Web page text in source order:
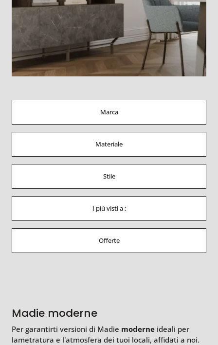
Marca
Materiale
Stile
I più visti a :
Offerte
Madie moderne
Per garantirti versioni di Madie moderne ideali per
lametratura e l'atmosfera dei tuoi locali, affidati a noi.